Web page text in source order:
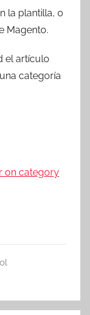
la plantilla, o
Magento.
el artículo
categoría
on category